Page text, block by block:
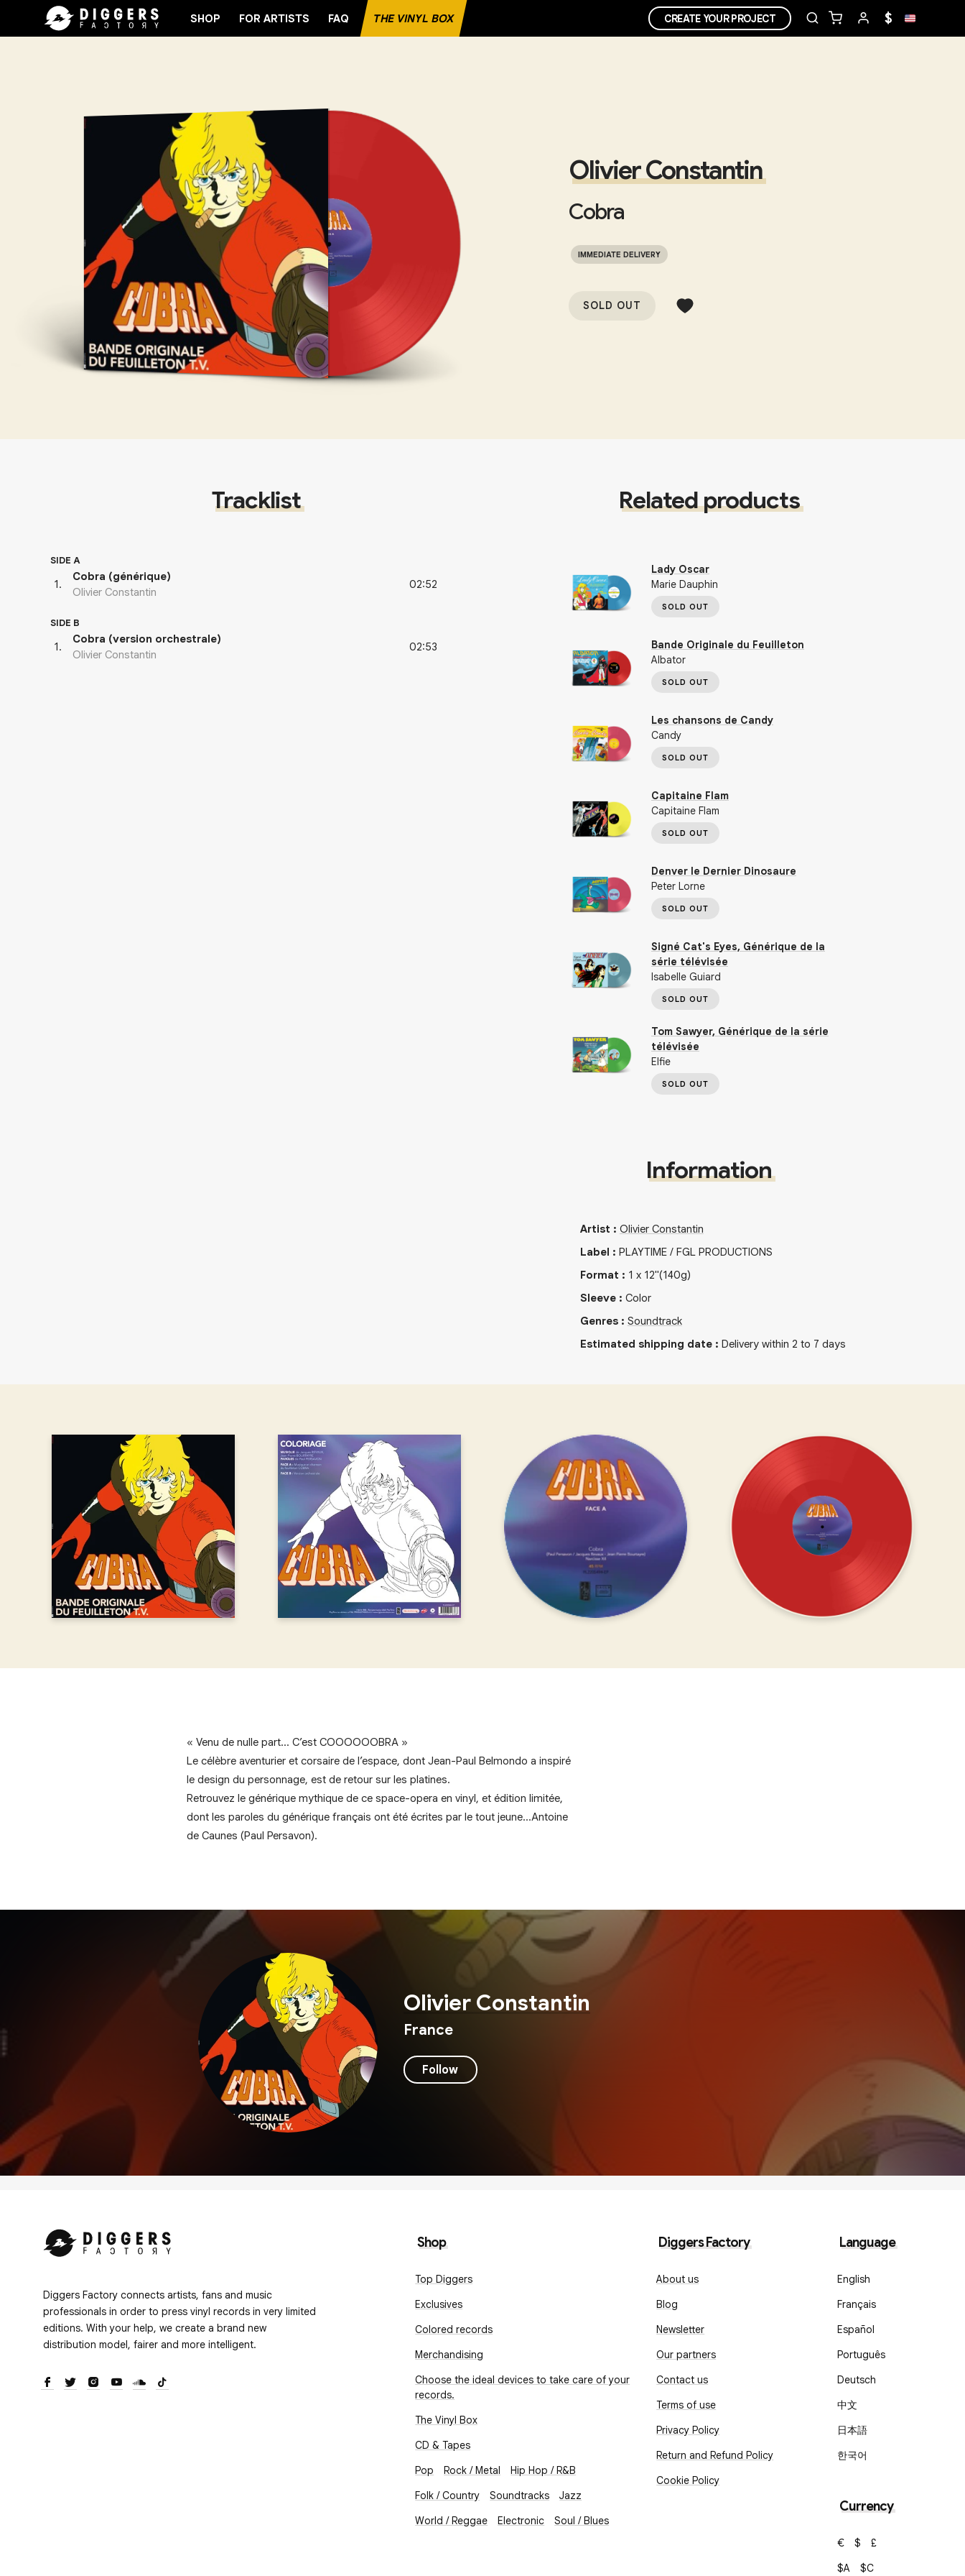
SHOP FOR ARTISTS FAQ THE VINYL BOX CREATE YOUR PROJECT $
Olivier Constantin
Cobra
IMMEDIATE DELIVERY
SOLD OUT
Tracklist
SIDE A
1.
Cobra (générique)
Olivier Constantin
02:52
SIDE B
1.
Cobra (version orchestrale)
Olivier Constantin
02:53
Related products
Lady Oscar
Marie Dauphin
SOLD OUT
Bande Originale du Feuilleton
Albator
SOLD OUT
Les chansons de Candy
Candy
SOLD OUT
Capitaine Flam
Capitaine Flam
SOLD OUT
Denver le Dernier Dinosaure
Peter Lorne
SOLD OUT
Signé Cat's Eyes, Générique de la
série télévisée
Isabelle Guiard
SOLD OUT
Tom Sawyer, Générique de la série
télévisée
Elfie
SOLD OUT
Information
Artist : Olivier Constantin
Label : PLAYTIME / FGL PRODUCTIONS
Format : 1 x 12"(140g)
Sleeve: Color
Genres: Soundtrack
Estimated shipping date: Delivery within 2 to 7 days
« Venu de nulle part… C’est COOOOOOBRA »
Le célèbre aventurier et corsaire de l’espace, dont Jean-Paul Belmondo a inspiré
le design du personnage, est de retour sur les platines.
Retrouvez le générique mythique de ce space-opera en vinyl, et édition limitée,
dont les paroles du générique français ont été écrites par le tout jeune…Antoine
de Caunes (Paul Persavon).
Olivier Constantin
France
Follow
Diggers Factory connects artists, fans and music
professionals in order to press vinyl records in very limited
editions. With your help, we create a brand new
distribution model, fairer and more intelligent.
Shop
Top Diggers
Exclusives
Colored records
Merchandising
Choose the ideal devices to take care of your
records.
The Vinyl Box
CD & Tapes
Pop
Rock / Metal
Hip Hop / R&B
Folk / Country
Soundtracks
Jazz
World / Reggae
Electronic Soul / Blues
Diggers Factory
About us
Blog
Newsletter
Our partners
Contact us
Terms of use
Privacy Policy
Return and Refund Policy
Cookie Policy
Language
English
Français
Español
Português
Deutsch
中文
日本語
한국어
Currency
€ $
£
$A
$C